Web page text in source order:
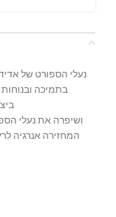
נעלי הספורט של
בתמיכה
ושיפרה את נעלי
המחזירה אנרגיה